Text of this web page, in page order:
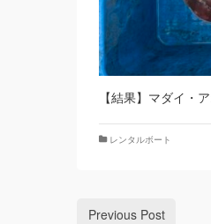
【結果】マダイ
レンタルボート
Previous Post